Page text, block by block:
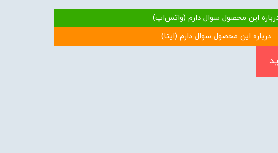
این محصول سوال دارم (واتس‌اپ)
درباره این محصول سوال دارم (ایتا)